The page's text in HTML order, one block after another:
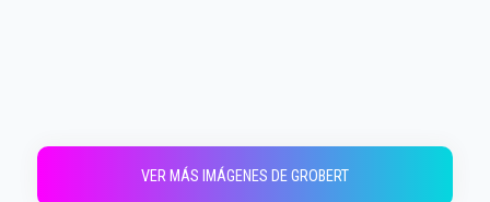
VER MÁS IMÁGENES DE GROBERT